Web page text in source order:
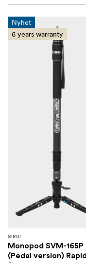
Nyhet
6 years warranty
SIRUI
Monopod SVM-165P
(Pedal version) Rapid